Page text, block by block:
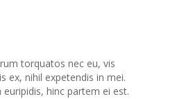
torquatos nec eu, vis
ex, nihil expetendis in mei.
euripidis, hinc partem ei est.